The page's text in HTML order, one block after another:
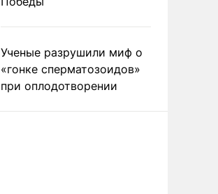
Ученые разрушили миф о
«гонке сперматозоидов»
при оплодотворении